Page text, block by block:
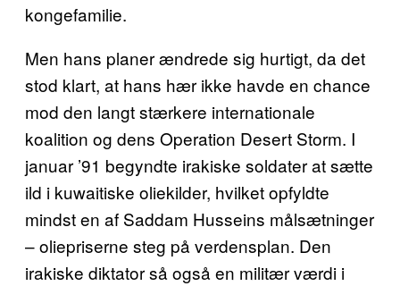
kongefamilie.
Men hans planer ændrede sig hurtigt, da det
stod klart, at hans hær ikke havde en chance
mod den langt stærkere internationale
koalition og dens Operation Desert Storm. I
januar ’91 begyndte irakiske soldater at sætte
ild i kuwaitiske oliekilder, hvilket opfyldte
mindst en af Saddam Husseins målsætninger
– oliepriserne steg på verdensplan. Den
irakiske diktator så også en militær værdi i